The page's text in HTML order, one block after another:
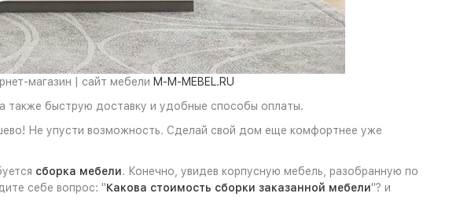
магазин | сайт мебели M-M-MEBEL.RU
также быструю доставку и удобные способы оплаты.
Не упусти возможность. Сделай свой дом еще комфортнее уже
сборка мебели. Конечно, увидев корпусную мебель, разобранную по
себе вопрос: "Какова стоимость сборки заказанной мебели"? и